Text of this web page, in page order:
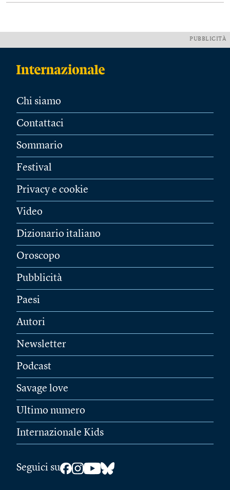
PUBBLICITÀ
Chi siamo
Contattaci
Sommario
Festival
Privacy e cookie
Video
Dizionario italiano
Oroscopo
Pubblicità
Paesi
Autori
Newsletter
Podcast
Savage love
Ultimo numero
Internazionale Kids
Seguici su